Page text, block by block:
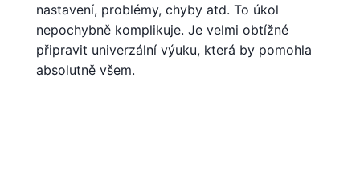
nastavení, problémy, chyby atd. To úkol
nepochybně komplikuje. Je velmi obtížné
připravit univerzální výuku, která by pomohla
absolutně všem.